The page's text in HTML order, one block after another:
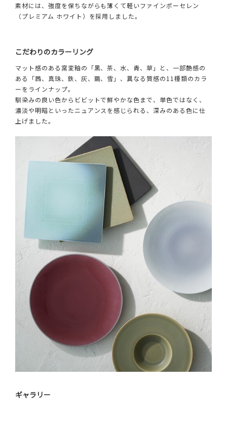
素材には、強度を保ちながらも薄くて軽いファインポーセレン
（プレミアム ホワイト）を採用しました。
こだわりのカラーリング
マット感のある窯変釉の「黒、茶、水、青、草」と、一部艶感の
ある「茜、真珠、鉄、灰、繭、雪」、異なる質感の11種類のカラ
ーをラインナップ。
馴染みの良い色からビビットで鮮やかな色まで、単色ではなく、
濃淡や明暗といったニュアンスを感じられる、深みのある色に仕
上げました。
ギャラリー